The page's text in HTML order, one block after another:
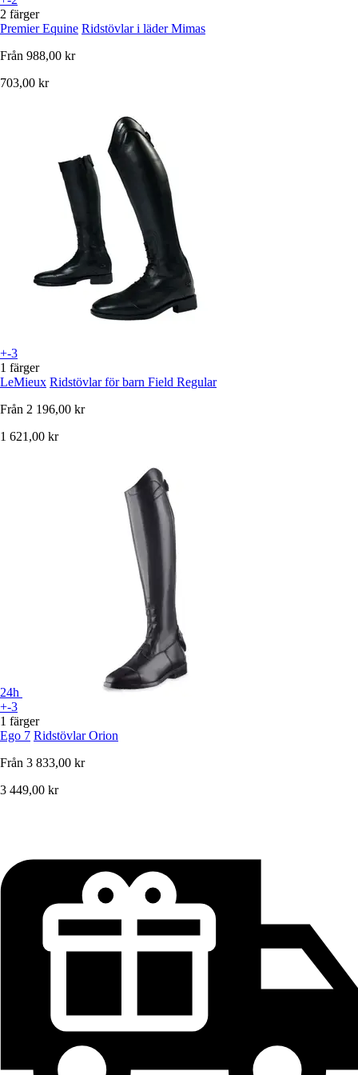
2 färger
Premier Equine Ridstövlar i läder Mimas
Från 988,00 kr
703,00 kr
+-3
1 färger
LeMieux Ridstövlar för barn Field Regular
Från 2 196,00 kr
1 621,00 kr
24h
+-3
1 färger
Ego 7 Ridstövlar Orion
Från 3 833,00 kr
3 449,00 kr